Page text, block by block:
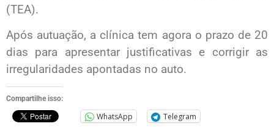
(TEA).
Após autuação, a clínica tem agora o prazo de 20
dias para apresentar justificativas e corrigir as
irregularidades apontadas no auto.
Compartilhe isso:
WhatsApp Telegram